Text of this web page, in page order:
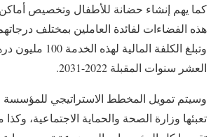
كما يهم إنشاء حضانة للأطفال وتخصيص أماكن
هذه الفضاءات لفائدة العاملين بمختلف درجاتهم
وتبلغ الكلفة المالية
العشر سنوات المقبلة 2022-2031.
وسيتم تمويل المخطط الاستراتيجي
تعبئها وزارة الصحة والحماية الاجتماعية،